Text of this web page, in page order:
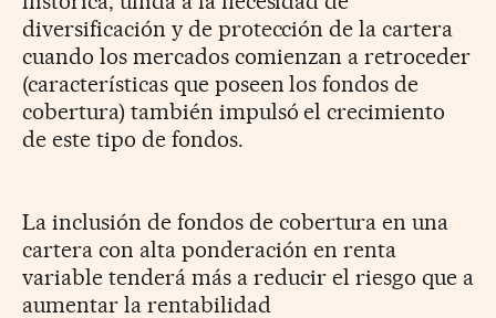
diversificación y de protección de la cartera
cuando los mercados comienzan a retroceder
(características que poseen los fondos de
cobertura) también impulsó el crecimiento
de este tipo de fondos.
La inclusión de fondos de cobertura en una
cartera con alta ponderación en renta
variable tenderá más a reducir el riesgo que a
aumentar la rentabilidad